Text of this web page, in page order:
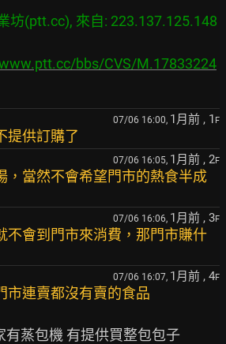
坊(ptt.cc), 來自: 223.137.125.148
bbs/CVS/M.17833224
07/06 16:00, 1月前 , 1 F
提供訂購了
07/06 16:05, 1月前 , 2F
，當然不會希望門市的熱食半成
07/06 16:06, 1月前 , 3F
不會到門市來消費，那門市賺什
07/06 16:07, 1月前 , 4F
市連賣都沒有賣的食品
有蒸包機 有提供買整包包子